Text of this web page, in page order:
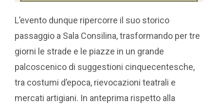
L’evento dunque ripercorre il suo storico
passaggio a Sala Consilina, trasformando per tre
giorni le strade e le piazze in un grande
palcoscenico di suggestioni cinquecentesche,
tra costumi d’epoca, rievocazioni teatrali e
mercati artigiani. In anteprima rispetto alla